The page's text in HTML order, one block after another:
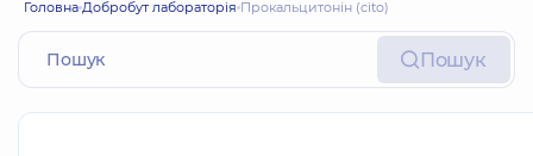
Головна Добробут лабораторія Прокальцитонін (cito)
Пошук